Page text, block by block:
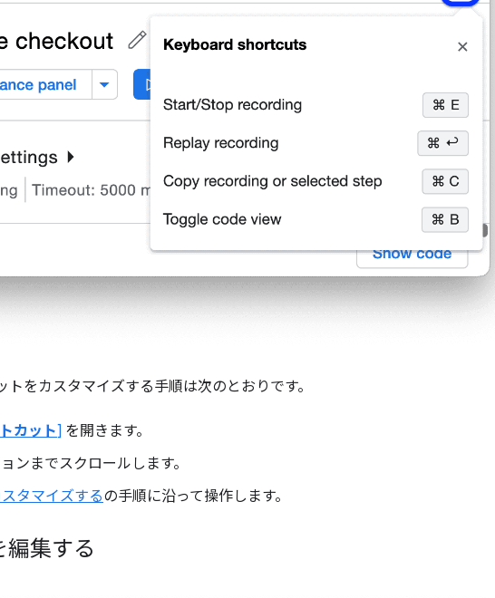
トをカスタマイズする手順は次のとおりです。
カット] を開きます。
ンまでスクロールします。
タマイズするの手順に沿って操作します。
編集する